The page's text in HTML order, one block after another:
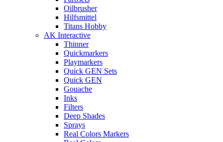
Oilbrusher
Hilfsmittel
Titans Hobby
AK Interactive
Thinner
Quickmarkers
Playmarkers
Quick GEN Sets
Quick GEN
Gouache
Inks
Filters
Deep Shades
Sprays
Real Colors Markers